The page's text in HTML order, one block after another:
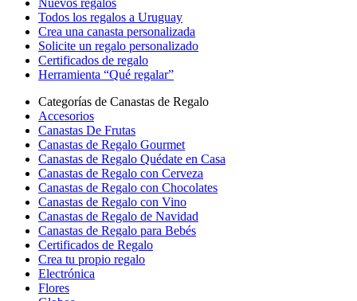
Nuevos regalos
Todos los regalos a Uruguay
Crea una canasta personalizada
Solicite un regalo personalizado
Certificados de regalo
Herramienta “Qué regalar”
Categorías de Canastas de Regalo
Accesorios
Canastas De Frutas
Canastas de Regalo Gourmet
Canastas de Regalo Quédate en Casa
Canastas de Regalo con Cerveza
Canastas de Regalo con Chocolates
Canastas de Regalo con Vino
Canastas de Regalo de Navidad
Canastas de Regalo para Bebés
Certificados de Regalo
Crea tu propio regalo
Electrónica
Flores